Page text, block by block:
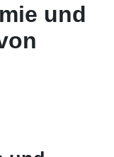
und